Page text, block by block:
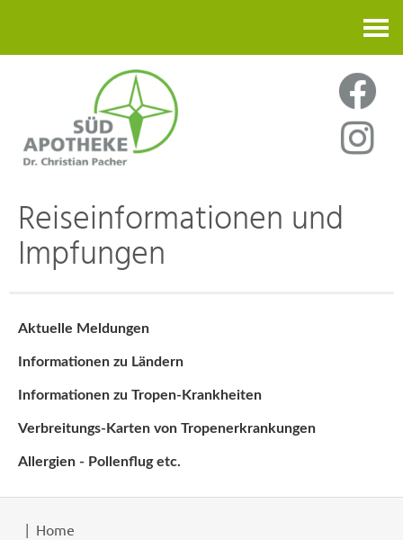
Reiseinformationen und
Impfungen
Aktuelle Meldungen
Informationen zu Ländern
Informationen zu Tropen-Krankheiten
Verbreitungs-Karten von Tropenerkrankungen
Allergien - Pollenflug etc.
Home